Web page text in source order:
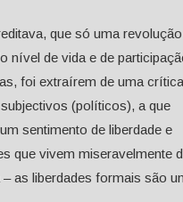
que só uma revolução
nível de vida e de
foi extraírem de uma crítica
(políticos), a que
sentimento de liberdade e
que vivem miseravelmente
as liberdades formais são